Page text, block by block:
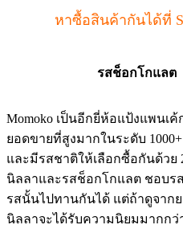
หาซื้อสินค้ากันได้ที่
รสช็อกโกแลต
Momoko เป็นอีกยี่ห้อแป้งแพนเ
ยอดขายที่สูงมากในระดับ
และมีรสชาติให้เลือกซื้อกันด้วย
นิลลาและรสช็อกโกแลต ชอบร
รสนั้นไปทานกันได้ แต่ถ้าดูจาก
นิลลาจะได้รับความนิยมมากกว่